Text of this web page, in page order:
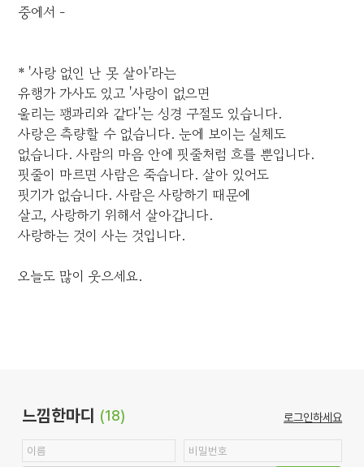
중에서 -
* '사랑 없인 난 못 살아'라는
유행가 가사도 있고 '사랑이 없으면
울리는 꽹과리와 같다'는 성경 구절도 있습니다.
사랑은 측량할 수 없습니다. 눈에 보이는 실체도
없습니다. 사람의 마음 안에 핏줄처럼 흐를 뿐입니다.
핏줄이 마르면 사람은 죽습니다. 살아 있어도
핏기가 없습니다. 사람은 사랑하기 때문에
살고, 사랑하기 위해서 살아갑니다.
사랑하는 것이 사는 것입니다.
오늘도 많이 웃으세요.
느낌한마디 (18) 로그인하세요